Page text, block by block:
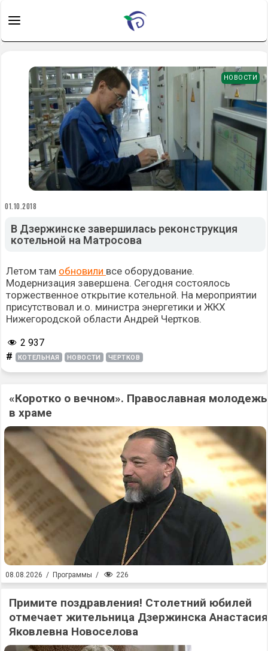
НОВОСТИ
01.10.2018
В Дзержинске завершилась реконструкция
котельной на Матросова
Летом там обновили все оборудование.
Модернизация завершена. Сегодня состоялось
торжественное открытие котельной. На мероприятии
присутствовал и.о. министра энергетики и ЖКХ
Нижегородской области Андрей Чертков.
2 937
# КОТЕЛЬНАЯ НОВОСТИ ЧЕРТКОВ
«Коротко о вечном». Православная молодежь
в храме
08.08.2026 / Программы / 226
Примите поздравления! Столетний юбилей
отмечает жительница Дзержинска Анастасия
Яковлевна Новоселова